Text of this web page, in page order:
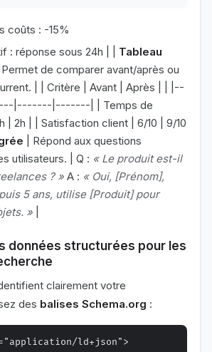
coûts : -15%
: réponse sous 24h | | Tableau
Permet de comparer avant/après ou
| | Critère | Avant | Après | | |--
|-------|-------| | Temps de
| 2h | | Satisfaction client | 6/10 | 9/10
| Répond aux questions
utilisateurs. | Q : « Le produit est-il
? » A : « Oui, [Prénom],
5 ans, utilise [Produit] pour
»
données structurées pour les
clairement votre
des balises Schema.org :
ld+json">